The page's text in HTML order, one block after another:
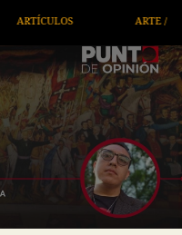
ARTE / ENTRETENIMIENTO